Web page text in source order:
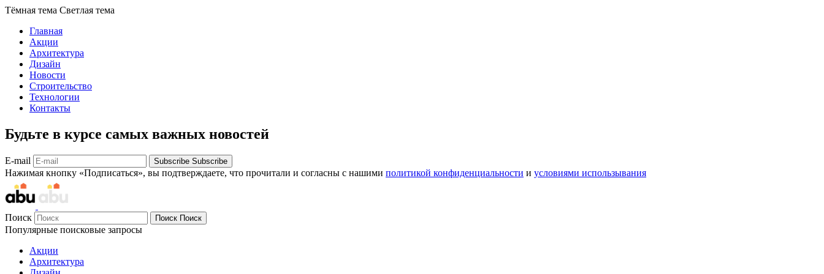
Тёмная тема Светлая тема
Главная
Акции
Архитектура
Дизайн
Новости
Строительство
Технологии
Контакты
Будьте в курсе самых важных новостей
E-mail Subscribe Subscribe
Нажимая кнопку «Подписаться», вы подтверждаете, что прочитали и согласны с нашими политикой конфиденциальности и условиями использывания
Поиск Поиск Поиск
Популярные поисковые запросы
Акции
Архитектура